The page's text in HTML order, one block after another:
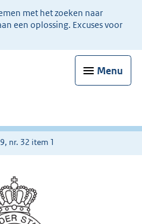
met het zoeken naar
een oplossing. Excuses voor
Menu
nr. 32 item 1